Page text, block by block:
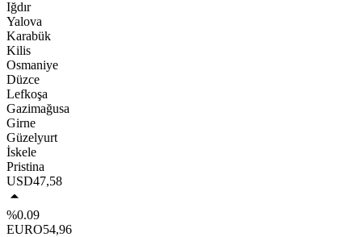
Iğdır
Yalova
Karabük
Kilis
Osmaniye
Düzce
Lefkoşa
Gazimağusa
Girne
Güzelyurt
İskele
Pristina
USD47,58
%0.09
EURO54,96